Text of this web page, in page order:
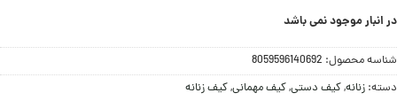
در انبار موجود نمی باشد
شناسه محصول: 8059596140692
دسته: زنانه,کيف دستی,کيف مهمانی,کیف زنانه